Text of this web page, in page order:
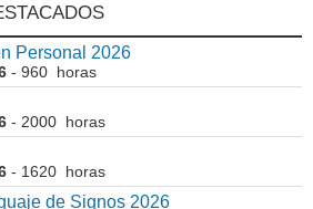
Personal 2026
- 960 horas
- 2000 horas
- 1620 horas
de Signos 2026